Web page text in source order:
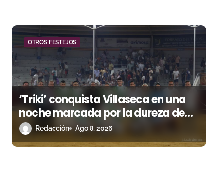
OTROS FESTEJOS
‘Triki’ conquista Villaseca en una
noche marcada por la dureza de
Monteviejo
Redacción Ago 8, 2026